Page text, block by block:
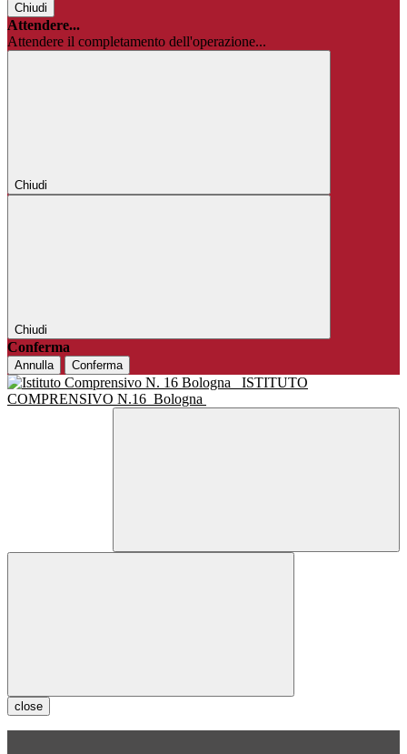
Chiudi
Attendere...
Attendere il completamento dell'operazione...
Chiudi
Chiudi
Conferma
Annulla Conferma
ISTITUTO
COMPRENSIVO N.16 Bologna
close